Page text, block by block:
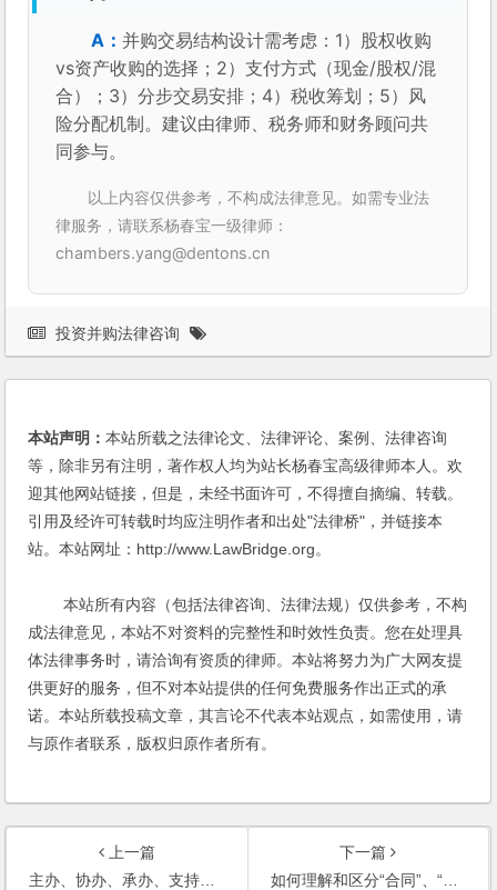
并购交易结构设计需考虑：1）股权收购
vs资产收购的选择；2）支付方式（现金/股权/混
合）；3）分步交易安排；4）税收筹划；5）风
险分配机制。建议由律师、税务师和财务顾问共
同参与。
以上内容仅供参考，不构成法律意见。如需专业法
律服务，请联系杨春宝一级律师：
chambers.yang@dentons.cn
投资并购法律咨询
本站声明：本站所载之法律论文、法律评论、案例、法律咨询
等，除非另有注明，著作权人均为站长杨春宝高级律师本人。欢
迎其他网站链接，但是，未经书面许可，不得擅自摘编、转载。
引用及经许可转载时均应注明作者和出处"法律桥"，并链接本
站。本站网址：http://www.LawBridge.org。
本站所有内容（包括法律咨询、法律法规）仅供参考，不构
成法律意见，本站不对资料的完整性和时效性负责。您在处理具
体法律事务时，请洽询有资质的律师。本站将努力为广大网友提
供更好的服务，但不对本站提供的任何免费服务作出正式的承
诺。本站所载投稿文章，其言论不代表本站观点，如需使用，请
与原作者联系，版权归原作者所有。
上一篇
主办、协办、承办、支持单位之间的权责关系如何？
下一篇
如何理解和区分“合同”、“协议”、“意向书”？